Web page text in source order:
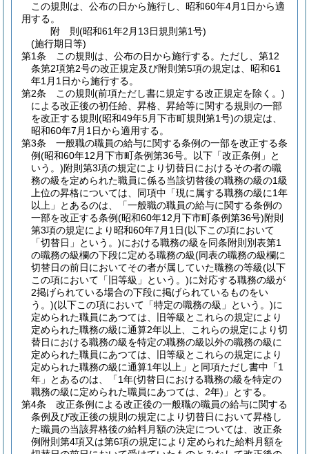
この規則は、公布の日から施行し、昭和60年4月1日から適
用する。
附 則(昭和61年2月13日規則第1号)
(施行期日等)
第1条
この規則は、公布の日から施行する。 ただし、第12
条第2項第2号の改正規定及び附則第5項の規定は、昭和61
年1月1日から施行する。
第2条
この規則 (前項ただし書に規定する改正規定を除く。)
による改正後の初任給、昇格、昇給等に関する規則の一部
を改正する規則 (昭和49年5月下市町規則第1号)の規定は、
昭和60年7月1日から適用する。
第3条
一般職の職員の給与に関する条例の一部を改正する条
例(昭和60年12月下市町条例第36号。以下「改正条例」と
いう。)附則第3項の規定により切替日におけるその者の職
務の級を定められた職員に係る当該切替後の職務の級の1級
上位の昇格については、同項中「現に属する職務の級に1年
以上」とあるのは、「一般職の職員の給与に関する条例の
一部を改正する条例(昭和60年12月下市町条例第36号)附則
第3項の規定により昭和60年7月1日(以下この項において
「切替日」という。)における職務の級を同条附則別表第1
の職務の級欄の下段に定める職務の級(同表の職務の級欄に
切替日の前日においてその者が属していた職務の等級(以下
この項において「旧等級」という。)に対応する職務の級が
2掲げられている場合の下段に掲げられているものをい
う。)(以下この項において「特定の職務の級」という。)に
定められた職員にあつては、旧等級とこれらの規定により
定められた職務の級に通算2年以上、これらの規定により切
替日における職務の級を特定の職務の級以外の職務の級に
定められた職員にあつては、旧等級とこれらの規定により
定められた職務の級に通算1年以上」と同項ただし書中「1
年」とあるのは、「1年(切替日における職務の級を特定の
職務の級に定められた職員にあつては、2年) 」とする。
第4条
改正条例による改正後の一般職の職員の給与に関する
条例及び改正後の規則の規定により切替日において昇格し
た職員の当該昇格後の給料月額の決定については、改正条
例附則第4項又は第6項の規定により定められた給料月額を